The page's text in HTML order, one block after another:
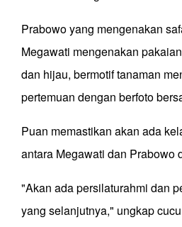
Prabowo yang mengenakan
Megawati mengenakan
dan hijau, bermotif tanaman
pertemuan dengan berfoto
Puan memastikan akan ada
antara Megawati dan Prabowo
"Akan ada persilaturahmi dan
yang selanjutnya," ungkap